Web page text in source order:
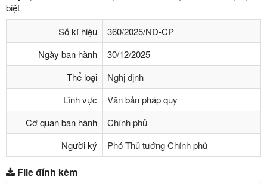
biệt
Số kí hiệu
360/2025/NĐ-CP
Ngày ban hành
30/12/2025
Thể loại
Nghị định
Lĩnh vực
Văn bản pháp quy
Cơ quan ban hành
Chính phủ
Người ký
Phó Thủ tướng Chính phủ
File đính kèm